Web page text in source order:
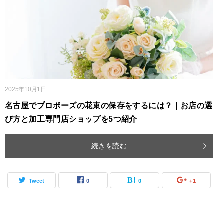
2025年10月1日
名古屋でプロポーズの花束の保存をするには？｜お店の選
び方と加工専門店ショップを5つ紹介
続きを読む
Tweet 0 0 +1